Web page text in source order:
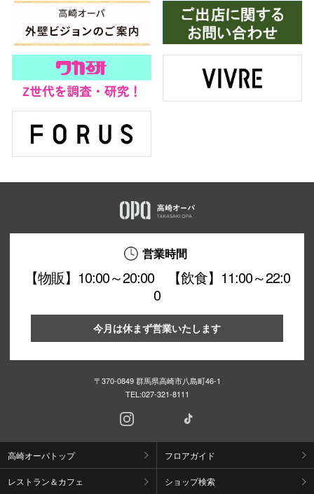
営業時間
【物販】10:00～20:00 【飲食】11:00～22:0
0
今月は休まず営業いたします
〒370-0849 群馬県高崎市八島町46-1
TEL:027-321-8111
高崎オーパトップ フロアガイド
レストラン＆カフェ ショップ検索